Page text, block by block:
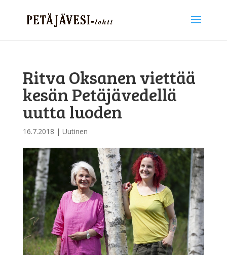
Ritva Oksanen viettää
kesän Petäjävedellä
uutta luoden
16.7.2018 | Uutinen